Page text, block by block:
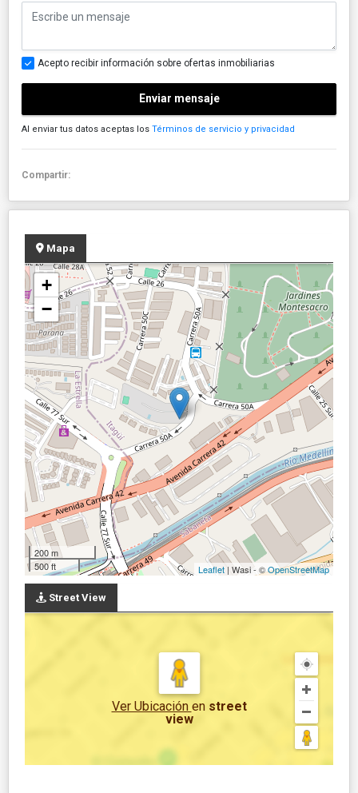
Acepto recibir información sobre ofertas inmobiliarias
Enviar mensaje
Al enviar tus datos aceptas los Términos de servicio y privacidad
Compartir:
Mapa
+
−
200 m
500 ft
Leaflet | Wasi - ©OpenStreetMap
Street View
Ver Ubicación en street
view